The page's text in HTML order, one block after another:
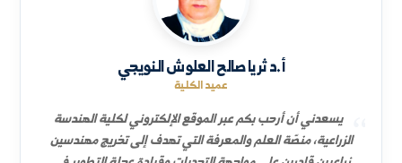
د. أحمد خلف البليخ